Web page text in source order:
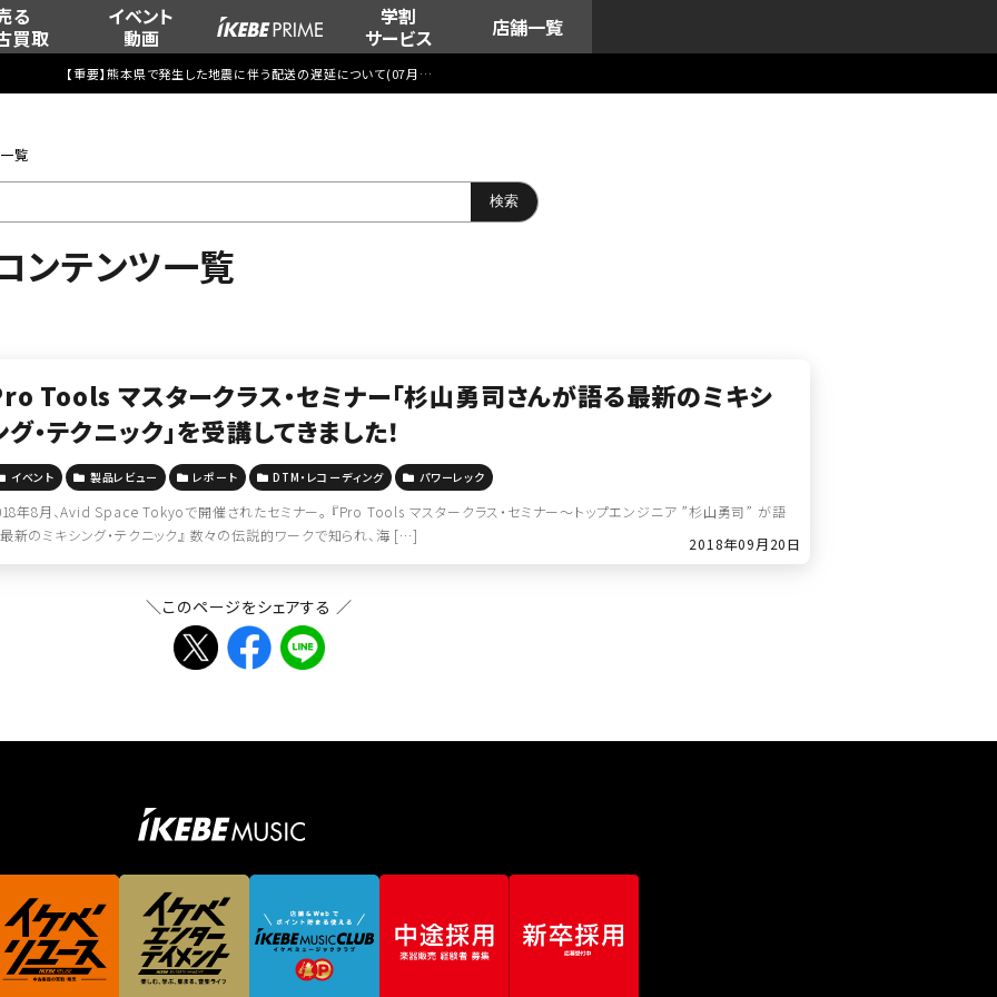
る
買取
イベント
動画
学割
サービス
店舗一覧
【重要】熊本県で発生した地震に伴う配送の遅延について(07月29日
覧
テンツ一覧
Tools マスタークラス・セミナー「杉山勇司さんが語る最新のミキシ
グ・テクニック」を受講してきました！
イベント 製品レビュー レポート DTM・レコーディング パワーレック
年8月、Avid Space Tokyoで開催されたセミナー。 『Pro Tools マスタークラス・セミナー～トップエンジニア ”杉山勇司” が語
新のミキシング・テクニック』 数々の伝説的ワークで知られ、海 […]
2018年09月20日
＼このページをシェアする ／